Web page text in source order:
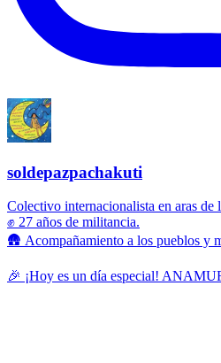
soldepazpachakuti
Colectivo internacionalista en aras de
✊ 27 años de militancia.
🛖 Acompañamiento a los pueblos y
🎉 ¡Hoy es un día especial!